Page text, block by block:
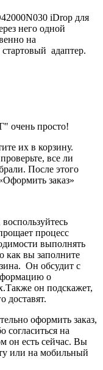
iDrop для
него одной
на
адаптер.
очень просто!
их в корзину.
все ли
После этого
заказ»
процесс
выполнять
как вы заполните
Он обсудит с
о
он подскажет,
доставят.
оформить заказ,
согласиться на
он есть сейчас. Вы
или на мобильный